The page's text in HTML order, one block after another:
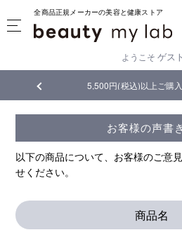
全商品正規メーカーの美容と健康ストア
ようこそ ゲスト
5,500円(税込)以上ご購入で送料無料!
お客様の声書
以下の商品について、お客様のご意
せください。
商品名